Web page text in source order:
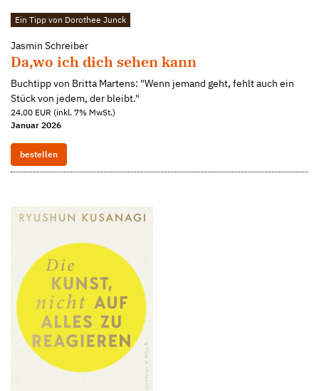
Ein Tipp von Dorothee Junck
Jasmin Schreiber
Da,wo ich dich sehen kann
Buchtipp von Britta Martens: "Wenn jemand geht, fehlt auch ein
Stück von jedem, der bleibt."
24,00 EUR (inkl. 7% MwSt.)
Januar 2026
bestellen